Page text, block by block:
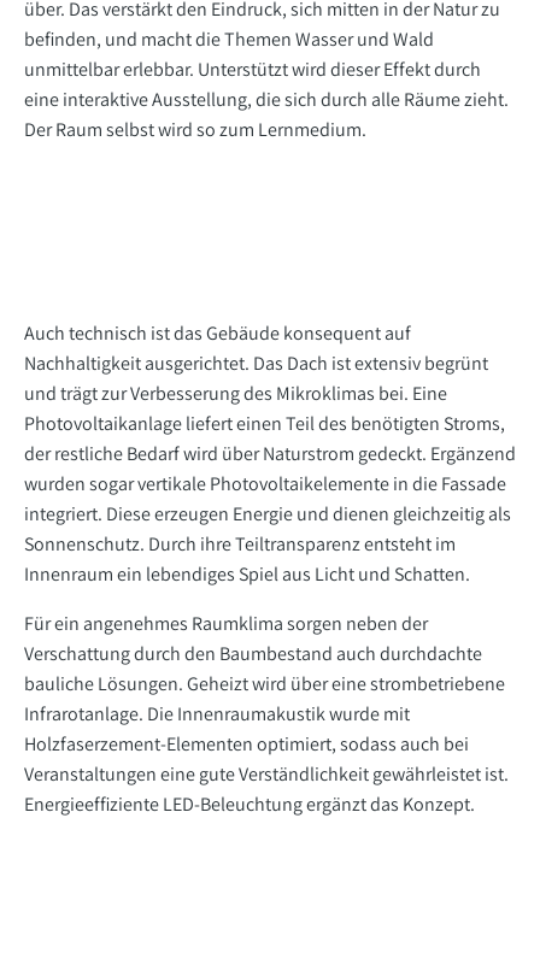
über. Das verstärkt den Eindruck, sich mitten in der Natur zu
befinden, und macht die Themen Wasser und Wald
unmittelbar erlebbar. Unterstützt wird dieser Effekt durch
eine interaktive Ausstellung, die sich durch alle Räume zieht.
Der Raum selbst wird so zum Lernmedium.
Auch technisch ist das Gebäude konsequent auf
Nachhaltigkeit ausgerichtet. Das Dach ist extensiv begrünt
und trägt zur Verbesserung des Mikroklimas bei. Eine
Photovoltaikanlage liefert einen Teil des benötigten Stroms,
der restliche Bedarf wird über Naturstrom gedeckt. Ergänzend
wurden sogar vertikale Photovoltaikelemente in die Fassade
integriert. Diese erzeugen Energie und dienen gleichzeitig als
Sonnenschutz. Durch ihre Teiltransparenz entsteht im
Innenraum ein lebendiges Spiel aus Licht und Schatten.
Für ein angenehmes Raumklima sorgen neben der
Verschattung durch den Baumbestand auch durchdachte
bauliche Lösungen. Geheizt wird über eine strombetriebene
Infrarotanlage. Die Innenraumakustik wurde mit
Holzfaserzement-Elementen optimiert, sodass auch bei
Veranstaltungen eine gute Verständlichkeit gewährleistet ist.
Energieeffiziente LED-Beleuchtung ergänzt das Konzept.